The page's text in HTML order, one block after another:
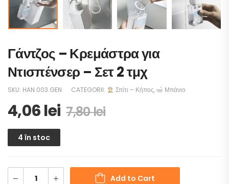
Γάντζος – Κρεμάστρα για
Ντισπένσερ – Σετ 2 τμχ
SKU: HAN.003.GEN CATEGORII: Σπίτι – Κήπος, Μπάνιο
4,06lei 7,80lei
4 în stoc
Add to Cart